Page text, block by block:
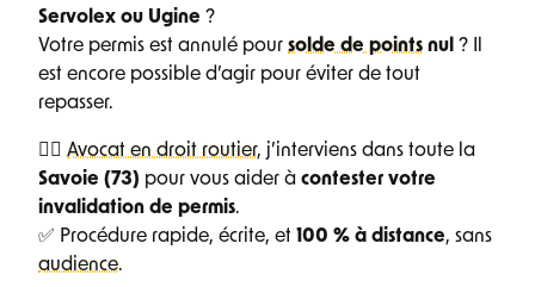
Servolex ou Ugine ?
Votre permis est annulé pour solde de points nul ? Il
est encore possible d’agir pour éviter de tout
repasser.
👨‍⚖️ Avocat en droit routier, j’interviens dans toute la
Savoie (73) pour vous aider à contester votre
invalidation de permis.
✅ Procédure rapide, écrite, et 100 % à distance, sans
audience.